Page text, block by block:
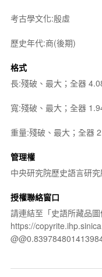
考古學文化:殷虛
歷史年代:商(後期)
格式
長:殘破、最大；全器
寬:殘破、最大；全器
重量:殘破、最大；全器
管理權
中央研究院歷史語言研
授權聯絡窗口
請連結至「史語所藏品
https://